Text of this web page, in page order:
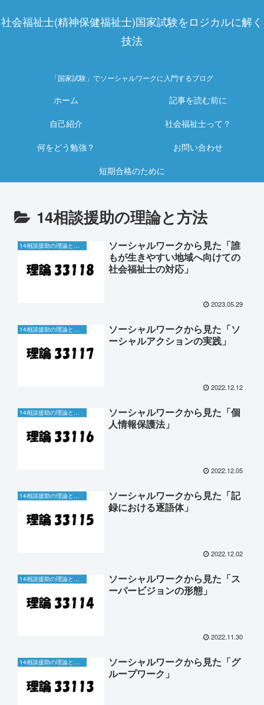
社会福祉士(精神保健福祉士)国家試験をロジカルに解く
技法
「国家試験」でソーシャルワークに入門するブログ
ホーム
記事を読む前に
自己紹介
社会福祉士って？
何をどう勉強？
お問い合わせ
短期合格のために
14相談援助の理論と方法
14相談援助の理論と方法
ソーシャルワークから見た「誰
もが生きやすい地域へ向けての
社会福祉士の対応」
2023.05.29
ソーシャルワークから見た「ソ
ーシャルアクションの実践」
2022.12.12
ソーシャルワークから見た「個
人情報保護法」
2022.12.05
14相談援助の理論と方法
ソーシャルワークから見た「記
録における逐語体」
2022.12.02
14相談援助の理論と方法
ソーシャルワークから見た「ス
ーパービジョンの形態」
2022.11.30
14相談援助の理論と方法
ソーシャルワークから見た「グ
ループワーク」